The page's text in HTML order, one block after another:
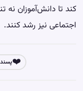
کند تا دانش‌آموزان نه
اجتماعی نیز رشد کنند.
❤️